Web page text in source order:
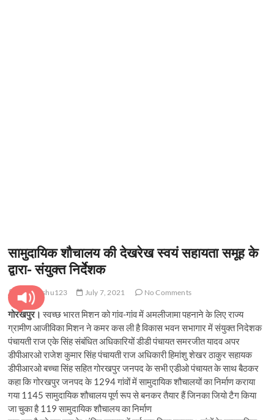
सामुदायिक शौचालय की देखरेख स्वयं सहायता समूह के
द्वारा- संयुक्त निर्देशक
pratyanshu123 July 7, 2021 No Comments
गोरखपुर। स्वच्छ भारत मिशन को गांव-गांव में अमलीजामा पहनाने के लिए राज्य
ग्रामीण आजीविका मिशन ने कमर कस ली है विकास भवन सभागार में संयुक्त निदेशक
पंचायती राज एके सिंह संबंधित अधिकारियों डीडी पंचायत समरजीत यादव अपर
डीपीआरओ राजेश कुमार सिंह पंचायती राज अधिकारी हिमांशु शेखर ठाकुर सहायक
डीपीआरओ बच्चा सिंह सहित गोरखपुर जनपद के सभी एडीओ पंचायत के साथ बैठकर
कहा कि गोरखपुर जनपद के 1294 गांवों में सामुदायिक शौचालयों का निर्माण कराया
गया 1145 सामुदायिक शौचालय पूर्ण रूप से बनकर तैयार हैं जिनका जियो टैग किया
जा चुका है 119 सामुदायिक शौचालय का निर्माण